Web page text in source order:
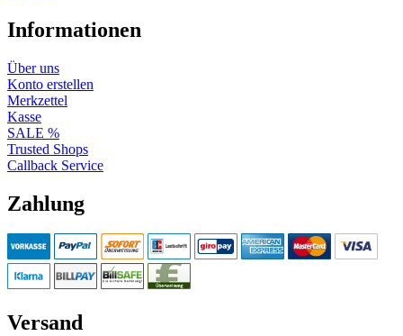
Informationen
Über uns
Konto erstellen
Merkzettel
Kasse
SALE %
Trusted Shops
Callback Service
Zahlung
Versand